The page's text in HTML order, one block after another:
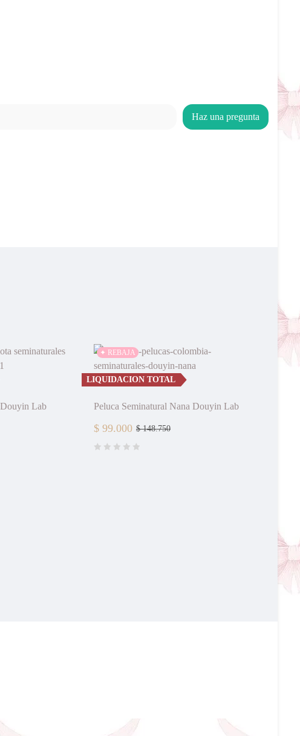
Haz una pregunta
Lab
LIQUIDACION TOTAL
✦ REBAJA
Peluca Seminatural Nana Douyin Lab
$148.750
$ 99.000